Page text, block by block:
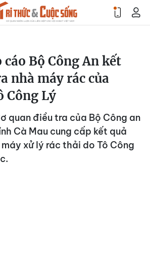
cáo Bộ Công An kết
nhà máy rác của
Công Lý
quan điều tra của Bộ Công an
Cà Mau cung cấp kết quả
xử lý rác thải do Tô Công